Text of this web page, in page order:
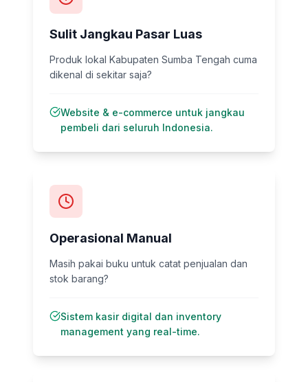
Sulit Jangkau Pasar Luas
Produk lokal Kabupaten Sumba Tengah cuma
dikenal di sekitar saja?
Website & e-commerce untuk jangkau
pembeli dari seluruh Indonesia.
Operasional Manual
Masih pakai buku untuk catat penjualan dan
stok barang?
Sistem kasir digital dan inventory
management yang real-time.